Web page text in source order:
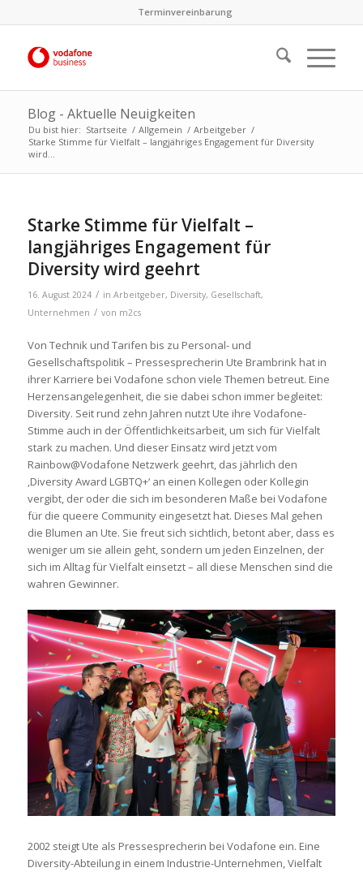
Terminvereinbarung
Blog - Aktuelle Neuigkeiten
Du bist hier: Startseite / Allgemein / Arbeitgeber /
Starke Stimme für Vielfalt – langjähriges Engagement für Diversity
wird...
Starke Stimme für Vielfalt –
langjähriges Engagement für
Diversity wird geehrt
16. August 2024 / in Arbeitgeber, Diversity, Gesellschaft,
Unternehmen / von m2cs
Von Technik und Tarifen bis zu Personal- und
Gesellschaftspolitik – Pressesprecherin Ute Brambrink hat in
ihrer Karriere bei Vodafone schon viele Themen betreut. Eine
Herzensangelegenheit, die sie dabei schon immer begleitet:
Diversity. Seit rund zehn Jahren nutzt Ute ihre Vodafone-
Stimme auch in der Öffentlichkeitsarbeit, um sich für Vielfalt
stark zu machen. Und dieser Einsatz wird jetzt vom
Rainbow@Vodafone Netzwerk geehrt, das jährlich den
‚Diversity Award LGBTQ+‘ an einen Kollegen oder Kollegin
vergibt, der oder die sich im besonderen Maße bei Vodafone
für die queere Community eingesetzt hat. Dieses Mal gehen
die Blumen an Ute. Sie freut sich sichtlich, betont aber, dass es
weniger um sie allein geht, sondern um jeden Einzelnen, der
sich im Alltag für Vielfalt einsetzt – all diese Menschen sind die
wahren Gewinner.
2002 steigt Ute als Pressesprecherin bei Vodafone ein. Eine
Diversity-Abteilung in einem Industrie-Unternehmen, Vielfalt